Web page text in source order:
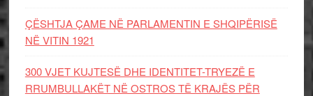
ÇËSHTJA ÇAME NË PARLAMENTIN E SHQIPËRISË
NË VITIN 1921
300 VJET KUJTESË DHE IDENTITET-TRYEZË E
RRUMBULLAKËT NË OSTROS TË KRAJËS PËR